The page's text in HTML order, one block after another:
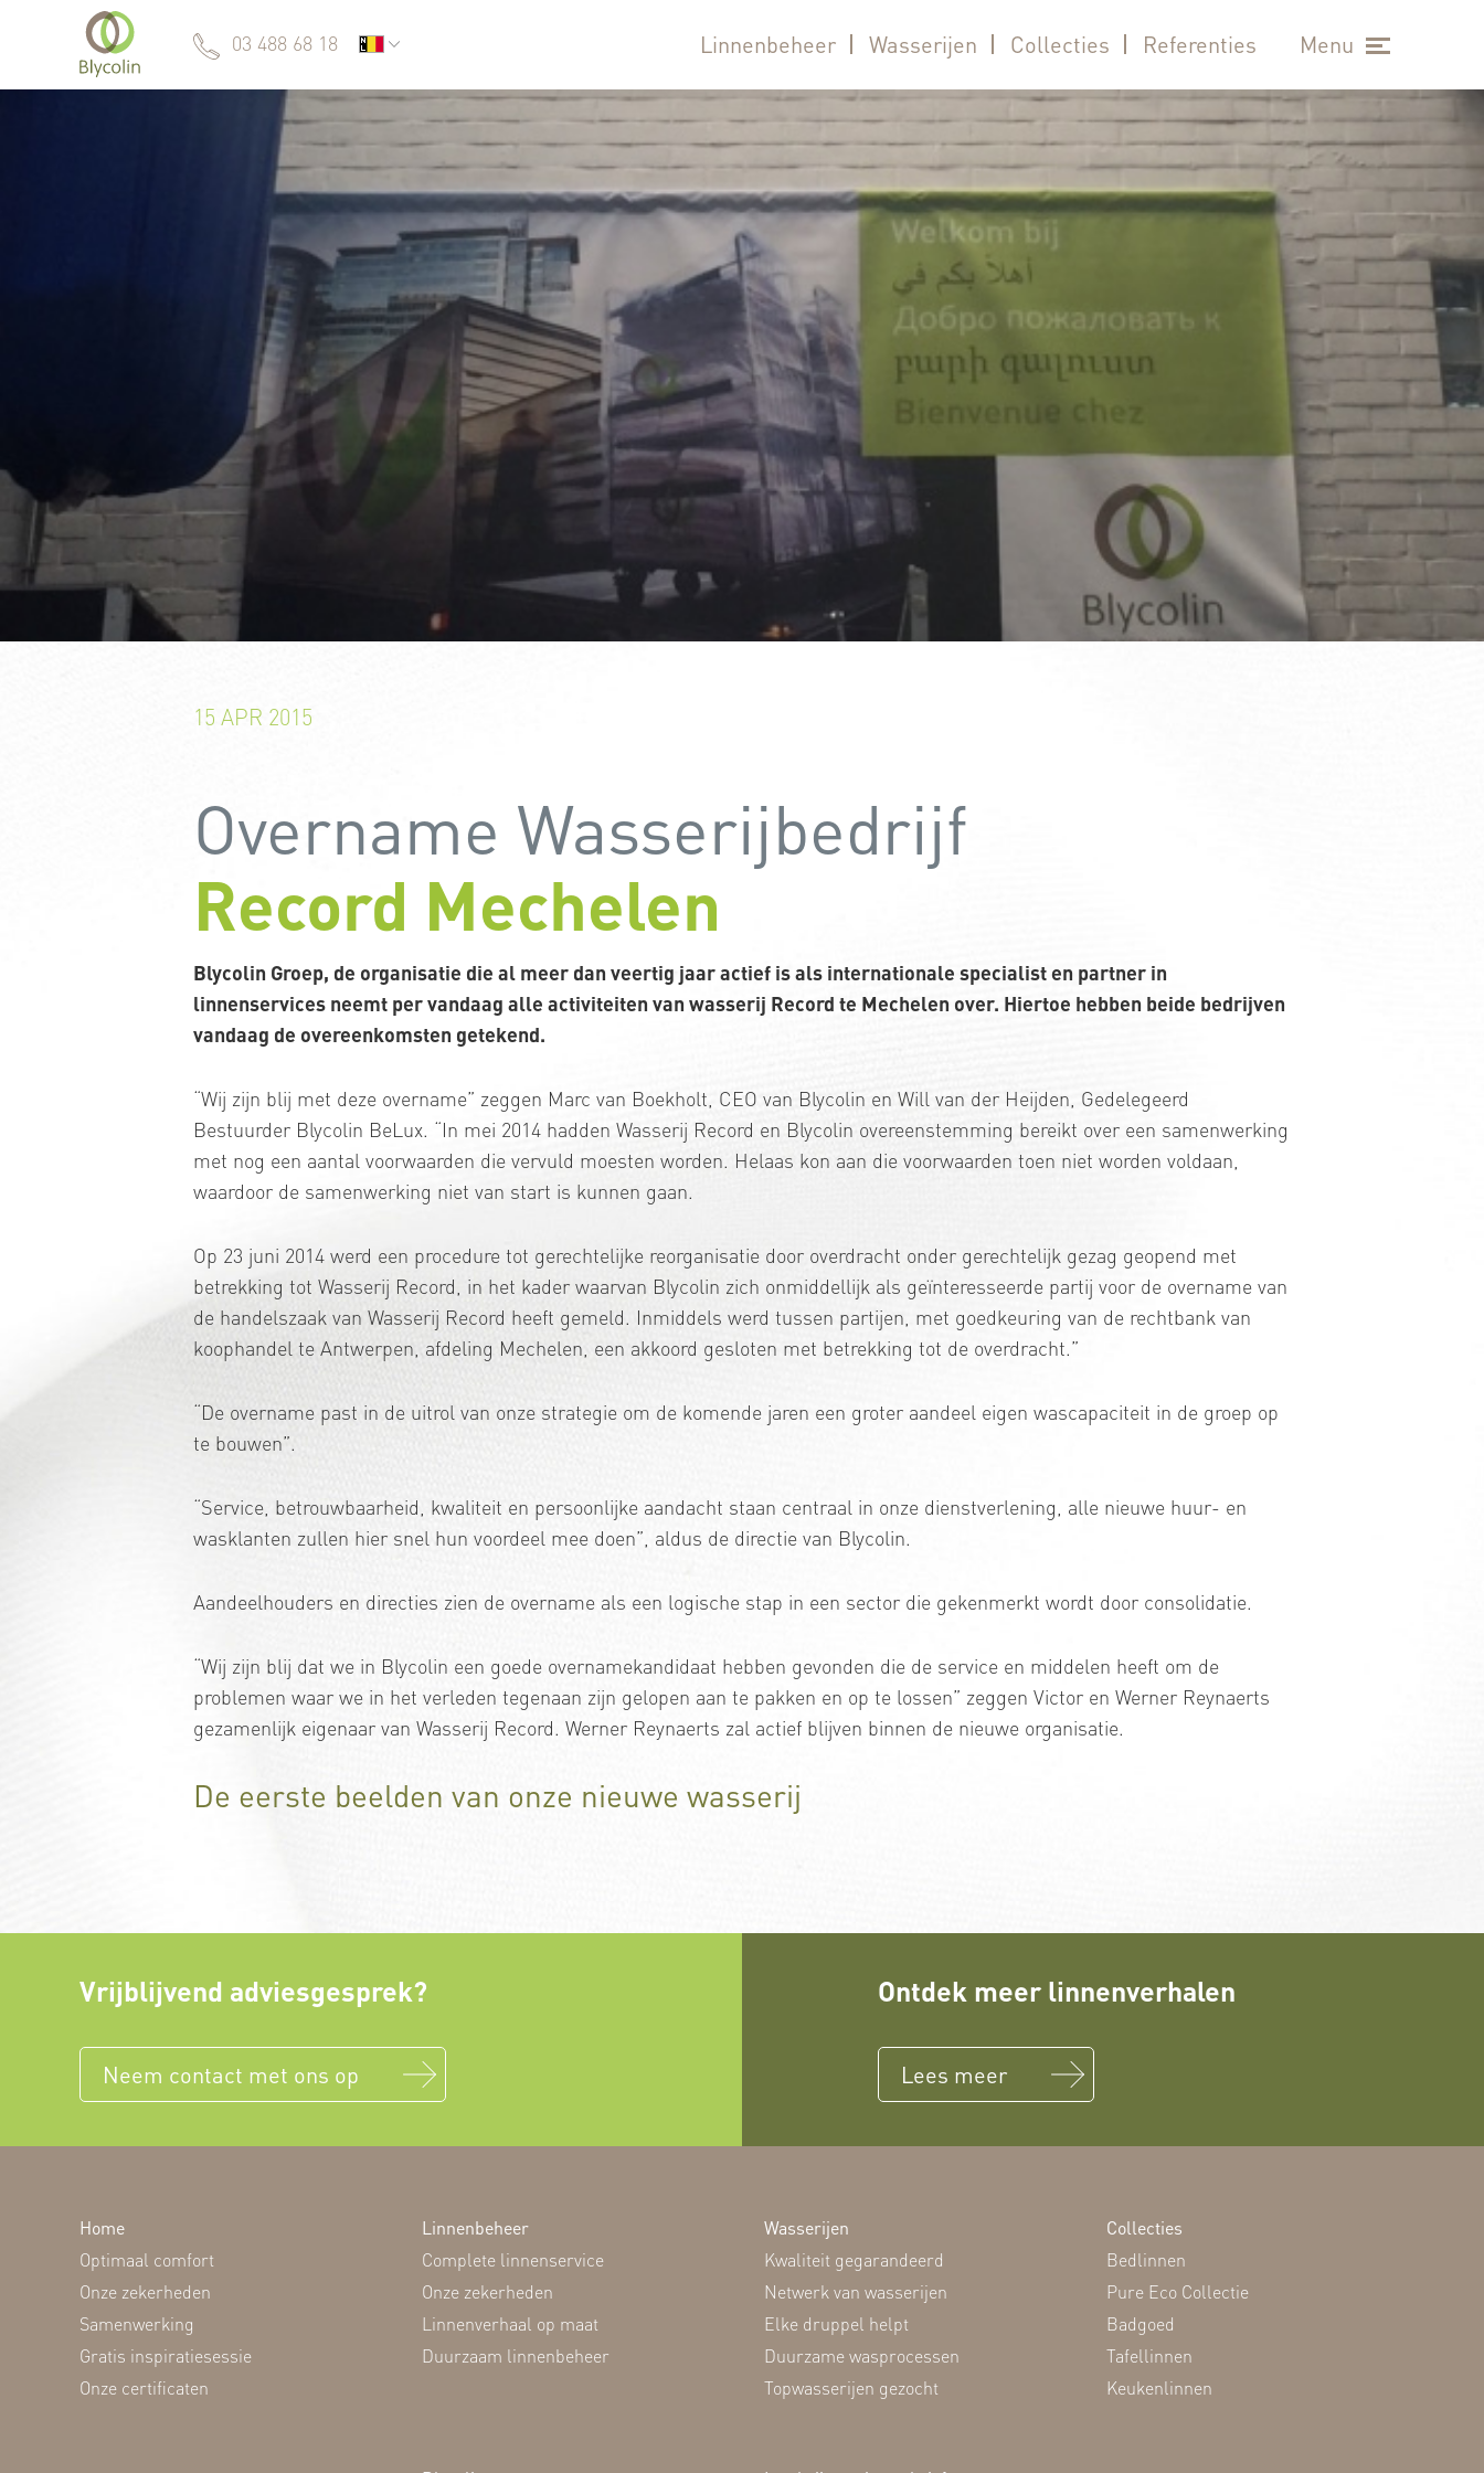
03 488 68 18 Linnenbeheer Wasserijen Collecties Referenties Menu
15 APR 2015
Overname Wasserijbedrijf
Record Mechelen
Blycolin Groep, de organisatie die al meer dan veertig jaar actief is als internationale specialist en partner in
linnenservices neemt per vandaag alle activiteiten van wasserij Record te Mechelen over. Hiertoe hebben beide bedrijven
vandaag de overeenkomsten getekend.
“Wij zijn blij met deze overname” zeggen Marc van Boekholt, CEO van Blycolin en Will van der Heijden, Gedelegeerd
Bestuurder Blycolin BeLux. “In mei 2014 hadden Wasserij Record en Blycolin overeenstemming bereikt over een samenwerking
met nog een aantal voorwaarden die vervuld moesten worden. Helaas kon aan die voorwaarden toen niet worden voldaan,
waardoor de samenwerking niet van start is kunnen gaan.
Op 23 juni 2014 werd een procedure tot gerechtelijke reorganisatie door overdracht onder gerechtelijk gezag geopend met
betrekking tot Wasserij Record, in het kader waarvan Blycolin zich onmiddellijk als geïnteresseerde partij voor de overname van
de handelszaak van Wasserij Record heeft gemeld. Inmiddels werd tussen partijen, met goedkeuring van de rechtbank van
koophandel te Antwerpen, afdeling Mechelen, een akkoord gesloten met betrekking tot de overdracht.”
“De overname past in de uitrol van onze strategie om de komende jaren een groter aandeel eigen wascapaciteit in de groep op
te bouwen”.
“Service, betrouwbaarheid, kwaliteit en persoonlijke aandacht staan centraal in onze dienstverlening, alle nieuwe huur- en
wasklanten zullen hier snel hun voordeel mee doen”, aldus de directie van Blycolin.
Aandeelhouders en directies zien de overname als een logische stap in een sector die gekenmerkt wordt door consolidatie.
“Wij zijn blij dat we in Blycolin een goede overnamekandidaat hebben gevonden die de service en middelen heeft om de
problemen waar we in het verleden tegenaan zijn gelopen aan te pakken en op te lossen” zeggen Victor en Werner Reynaerts
gezamenlijk eigenaar van Wasserij Record. Werner Reynaerts zal actief blijven binnen de nieuwe organisatie.
De eerste beelden van onze nieuwe wasserij
Vrijblijvend adviesgesprek?
Neem contact met ons op
Ontdek meer linnenverhalen
Lees meer
Home
Optimaal comfort
Onze zekerheden
Samenwerking
Gratis inspiratiesessie
Onze certificaten
Linnenbeheer
Complete linnenservice
Onze zekerheden
Linnenverhaal op maat
Duurzaam linnenbeheer
Wasserijen
Kwaliteit gegarandeerd
Netwerk van wasserijen
Elke druppel helpt
Duurzame wasprocessen
Topwasserijen gezocht
Collecties
Bedlinnen
Pure Eco Collectie
Badgoed
Tafellinnen
Keukenlinnen